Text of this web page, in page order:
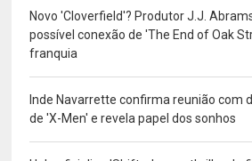
Novo 'Cloverfield'? Produtor J.J.
possível conexão de 'The End of Oak
franquia
Inde Navarrette confirma reunião com
de 'X-Men' e revela papel dos sonhos